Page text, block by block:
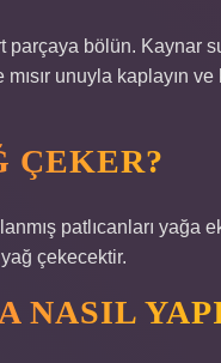
parçaya bölün. Kaynar
unuyla kaplayın ve
ÇEKER?
patlıcanları yağa
çekecektir.
NASIL